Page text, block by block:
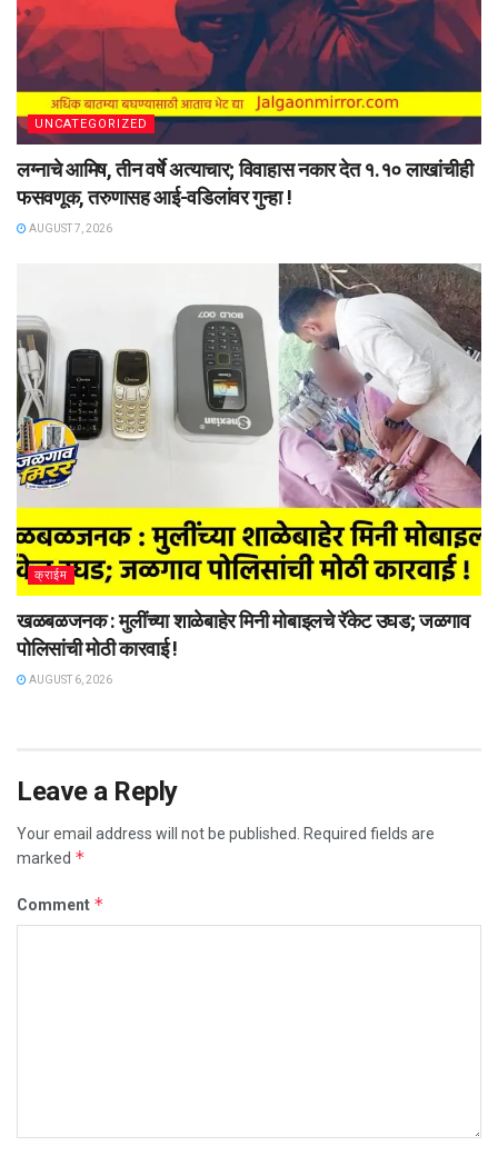
UNCATEGORIZED
लग्नाचे आमिष, तीन वर्षे अत्याचार; विवाहास नकार देत १.१० लाखांचीही
फसवणूक, तरुणासह आई-वडिलांवर गुन्हा !
AUGUST 7, 2026
क्राईम
खळबळजनक : मुलींच्या शाळेबाहेर मिनी मोबाइलचे रॅकेट उघड; जळगाव
पोलिसांची मोठी कारवाई !
AUGUST 6, 2026
Leave a Reply
Your email address will not be published.
Required fields are
marked *
Comment *